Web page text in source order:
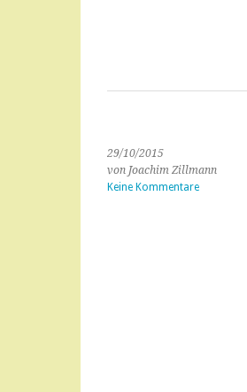
29/10/2015
von Joachim Zillmann
Keine Kommentare